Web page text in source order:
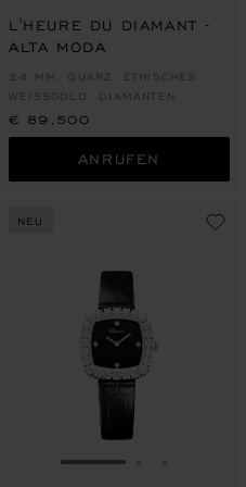
L'HEURE DU DIAMANT -
ALTA MODA
24 MM, QUARZ, ETHISCHES
WEISSGOLD, DIAMANTEN
€ 89,500
ANRUFEN
NEU
ZUR FOLIE GEHEN 1